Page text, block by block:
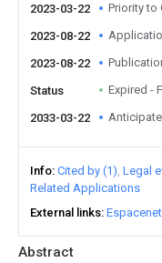
Abstract
2023-03-22
Priority to
2023-08-22
2023-08-22
Status Expired -
2033-03-22
Info Cited by (1) Legal
Related Applications
External links Espacenet